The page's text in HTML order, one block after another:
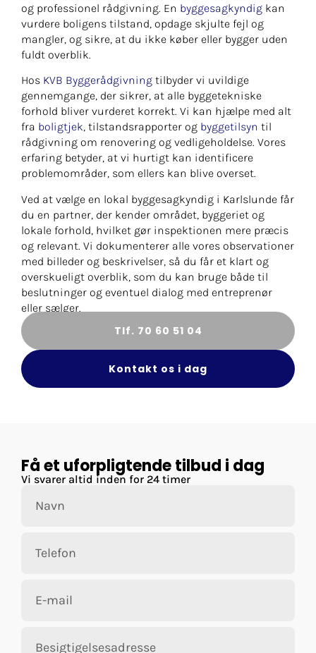
og professionel rådgivning. En byggesagkyndig kan
vurdere boligens tilstand, opdage skjulte fejl og
mangler, og sikre, at du ikke køber eller bygger uden
fuldt overblik.
Hos KVB Byggerådgivning tilbyder vi uvildige
gennemgange, der sikrer, at alle byggetekniske
forhold bliver vurderet korrekt. Vi kan hjælpe med alt
fra boligtjek, tilstandsrapporter og byggetilsyn til
rådgivning om renovering og vedligeholdelse. Vores
erfaring betyder, at vi hurtigt kan identificere
problemområder, som ellers kan blive overset.
Ved at vælge en lokal byggesagkyndig i Karlslunde får
du en partner, der kender området, byggeriet og
lokale forhold, hvilket gør inspektionen mere præcis
og relevant. Vi dokumenterer alle vores observationer
med billeder og beskrivelser, så du får et klart og
overskueligt overblik, som du kan bruge både til
beslutninger og eventuel dialog med entreprenør
eller sælger.
Tlf. 70 60 51 04
Kontakt os i dag
Få et uforpligtende tilbud i dag
Vi svarer altid inden for 24 timer